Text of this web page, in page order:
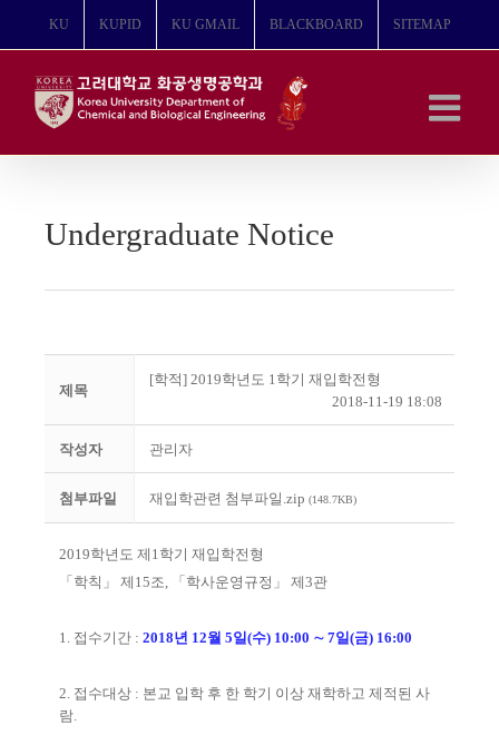
뛰
KU KUPID KU GMAIL BLACKBOARD SITEMAP
Undergraduate Notice
제목
[학적] 2019학년도 1학기 재입학전형
2018-11-19 18:08
작성자 관리자
첨부파일 재입학관련 첨부파일.zip (148.7KB)
2019학년도 제 1학기 재입학전형
「 학칙 」 제 15조, 「 학사운영규정 」 제3관
1. 접수기간 : 2018년 12월 5일(수) 10:00 ∼ 7일(금) 16:00
2. 접수대상 : 본교 입학 후 한 학기 이상 재학하고 제적된 사
람.